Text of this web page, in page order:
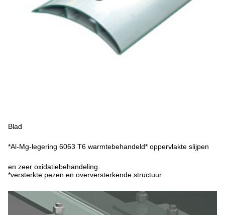
Blad
*Al-Mg-legering 6063 T6 warmtebehandeld* oppervlakte slijpen
en zeer oxidatiebehandeling.
*versterkte pezen en overversterkende structuur